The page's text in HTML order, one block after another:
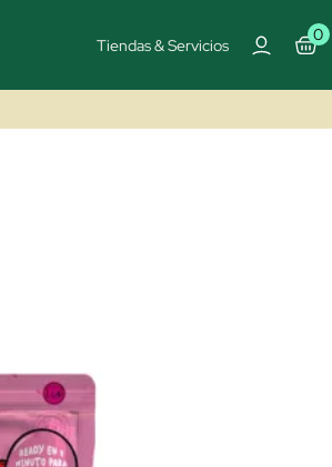
Tiendas & Servicios
0